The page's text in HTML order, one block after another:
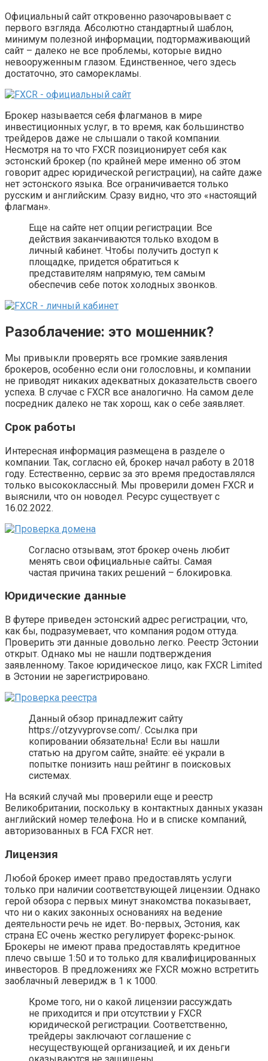
Официальный сайт откровенно разочаровывает с
первого взгляда. Абсолютно стандартный шаблон,
минимум полезной информации, подтормаживающий
сайт – далеко не все проблемы, которые видно
невооруженным глазом. Единственное, чего здесь
достаточно, это саморекламы.
Брокер называется себя флагманов в мире
инвестиционных услуг, в то время, как большинство
трейдеров даже не слышали о такой компании.
Несмотря на то что FXCR позиционирует себя как
эстонский брокер (по крайней мере именно об этом
говорит адрес юридической регистрации), на сайте даже
нет эстонского языка. Все ограничивается только
русским и английским. Сразу видно, что это «настоящий
флагман».
Еще на сайте нет опции регистрации. Все
действия заканчиваются только входом в
личный кабинет. Чтобы получить доступ к
площадке, придется обратиться к
представителям напрямую, тем самым
обеспечив себе поток холодных звонков.
Разоблачение: это мошенник?
Мы привыкли проверять все громкие заявления
брокеров, особенно если они голословны, и компании
не приводят никаких адекватных доказательств своего
успеха. В случае с FXCR все аналогично. На самом деле
посредник далеко не так хорош, как о себе заявляет.
Срок работы
Интересная информация размещена в разделе о
компании. Так, согласно ей, брокер начал работу в 2018
году. Естественно, сервис за это время предоставлялся
только высококлассный. Мы проверили домен FXCR и
выяснили, что он новодел. Ресурс существует с
16.02.2022.
Согласно отзывам, этот брокер очень любит
менять свои официальные сайты. Самая
частая причина таких решений – блокировка.
Юридические данные
В футере приведен эстонский адрес регистрации, что,
как бы, подразумевает, что компания родом оттуда.
Проверить эти данные довольно легко. Реестр Эстонии
открыт. Однако мы не нашли подтверждения
заявленному. Такое юридическое лицо, как FXCR Limited
в Эстонии не зарегистрировано.
Данный обзор принадлежит сайту
https://otzyvyprovse.com/. Ссылка при
копировании обязательна! Если вы нашли
статью на другом сайте, знайте: её украли в
попытке понизить наш рейтинг в поисковых
системах.
На всякий случай мы проверили еще и реестр
Великобритании, поскольку в контактных данных указан
английский номер телефона. Но и в списке компаний,
авторизованных в FCA FXCR нет.
Лицензия
Любой брокер имеет право предоставлять услуги
только при наличии соответствующей лицензии. Однако
герой обзора с первых минут знакомства показывает,
что ни о каких законных основаниях на ведение
деятельности речь не идет. Во-первых, Эстония, как
страна ЕС очень жестко регулирует форекс-рынок.
Брокеры не имеют права предоставлять кредитное
плечо свыше 1:50 и то только для квалифицированных
инвесторов. В предложениях же FXCR можно встретить
заоблачный леверидж в 1 к 1000.
Кроме того, ни о какой лицензии рассуждать
не приходится и при отсутствии у FXCR
юридической регистрации. Соответственно,
трейдеры заключают соглашение с
несуществующей организацией, и их деньги
оказываются не защищены.